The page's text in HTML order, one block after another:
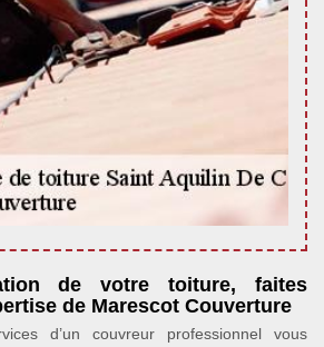
de votre toiture, faites
de Marescot Couverture
d’un couvreur professionnel vous